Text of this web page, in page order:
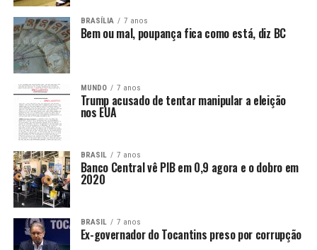
BRASÍLIA 7 anos
Bem ou mal, poupança fica como está, diz BC
MUNDO 7 anos
Trump acusado de tentar manipular a eleição
nos EUA
BRASIL 7 anos
Banco Central vê PIB em 0,9 agora e o dobro em
2020
BRASIL 7 anos
Ex-governador do Tocantins preso por corrupção